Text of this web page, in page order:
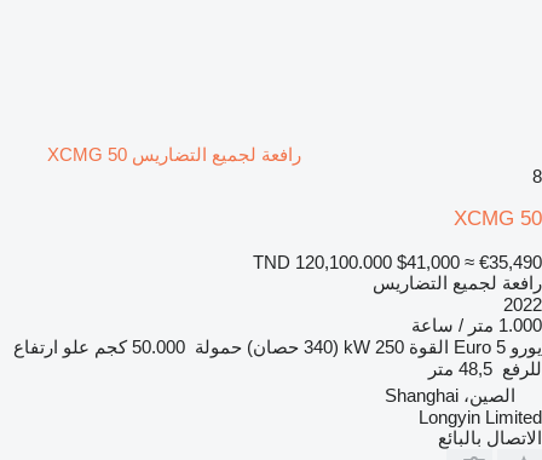
رافعة لجميع التضاريس XCMG 50
8
XCMG 50
TND 120,100.000 $41,000 ≈ €35,490
رافعة لجميع التضاريس
2022
1.000 متر / ساعة
يورو Euro 5 القوة 250 kW (340 حصان) حمولة 50.000 كجم
علو ارتفاع
للرفع 48,5 متر
الصين، Shanghai
Longyin Limited
الاتصال بالبائع